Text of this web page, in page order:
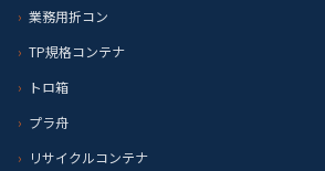
業務用折コン
TP規格コンテナ
トロ箱
プラ舟
リサイクルコンテナ